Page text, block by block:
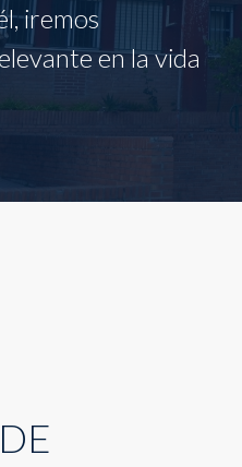
iremos
en la vida